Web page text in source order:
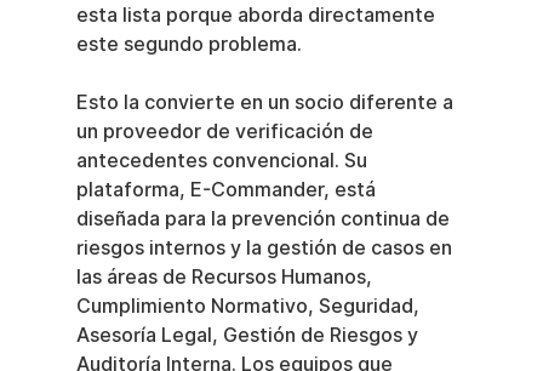
esta lista porque aborda directamente
este segundo problema.
Esto la convierte en un socio diferente a
un proveedor de verificación de
antecedentes convencional. Su
plataforma, E-Commander, está
diseñada para la prevención continua de
riesgos internos y la gestión de casos en
las áreas de Recursos Humanos,
Cumplimiento Normativo, Seguridad,
Asesoría Legal, Gestión de Riesgos y
Auditoría Interna. Los equipos que